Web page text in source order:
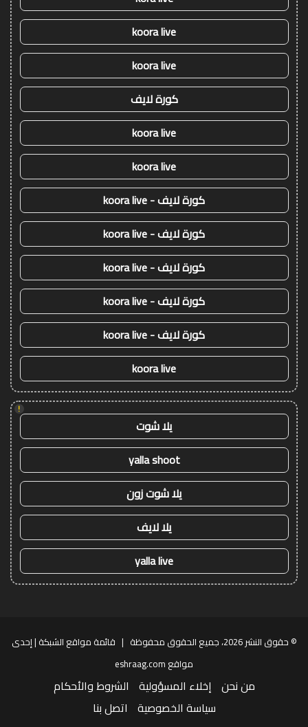
koora live
koora live
كورة لايف
koora live
koora live
كورة لايف - koora live
كورة لايف - koora live
كورة لايف - koora live
كورة لايف - koora live
كورة لايف - koora live
koora live
!
يلا شوت
yalla shoot
يلا شوت زون
يلا لايف
yalla live
© حقوق النشر 2026، جميع الحقوق محفوظة | قائمة مواقع الشبكة | إحدى
مواقع eshraag.com
من نحن إخلاء المسؤولية الشروط والأحكام
سياسة الخصوصية اتصل بنا